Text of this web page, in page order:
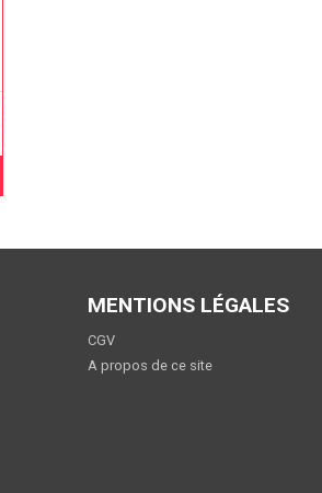
MENTIONS LÉGALES
CGV
A propos de ce site